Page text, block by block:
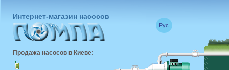
Интернет-магазин насосов
Продажа насосов в Киеве:
Рус